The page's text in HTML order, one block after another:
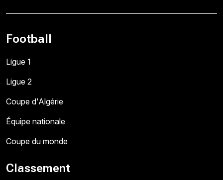
Football
Ligue 1
Ligue 2
Coupe d'Algérie
Équipe nationale
Coupe du monde
Classement